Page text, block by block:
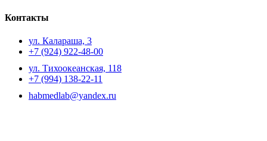
Контакты
ул. ​Калараша, 3
+7 (924) 922-48-00
ул. ​Тихоокеанская, 118
+7 (994) 138-22-11
habmedlab@yandex.ru